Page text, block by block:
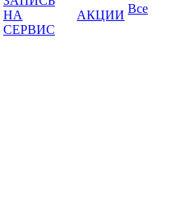
НА
СЕРВИС
АКЦИИ Все